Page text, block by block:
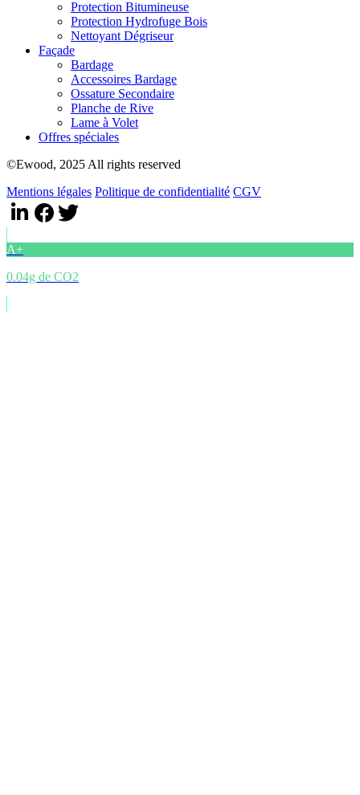
Protection Bitumineuse
Protection Hydrofuge Bois
Nettoyant Dégriseur
Façade
Bardage
Accessoires Bardage
Ossature Secondaire
Planche de Rive
Lame à Volet
Offres spéciales
©Ewood, 2025 All rights reserved
Mentions légales Politique de confidentialité CGV
A+
0.04g de CO2